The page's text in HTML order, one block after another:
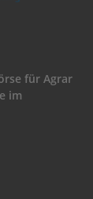
für Agrar
im